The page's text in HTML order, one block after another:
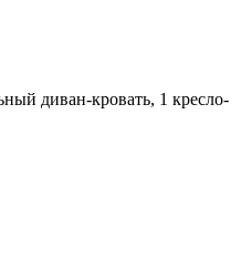
диван-кровать, 1 кресло-